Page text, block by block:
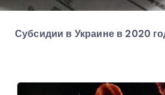
Субсидии в Украине в 2020